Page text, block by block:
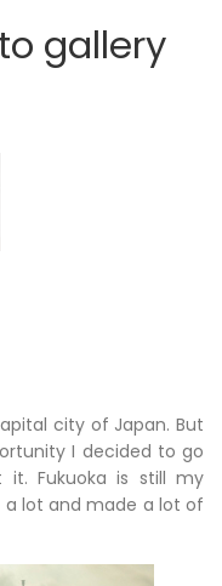
gallery
city of Japan. But
I decided to go
Fukuoka is still my
a lot and made a lot of